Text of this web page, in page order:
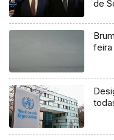
de
feira